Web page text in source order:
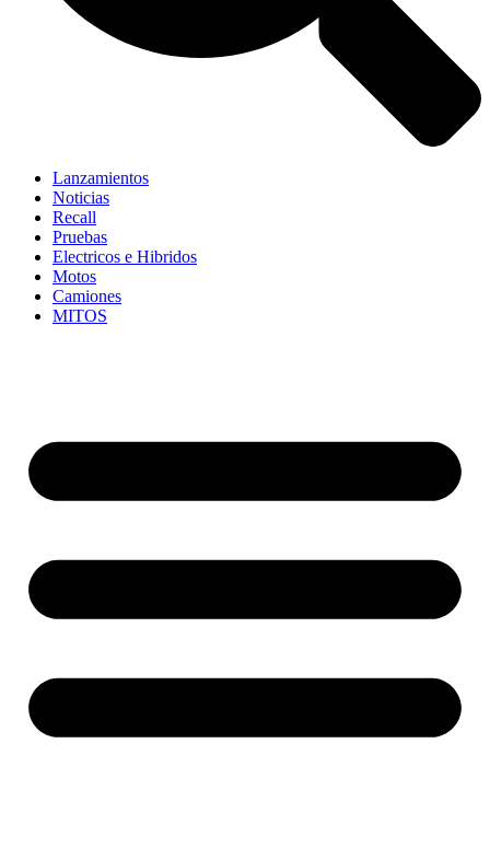
Lanzamientos
Noticias
Recall
Pruebas
Electricos e Hibridos
Motos
Camiones
MITOS